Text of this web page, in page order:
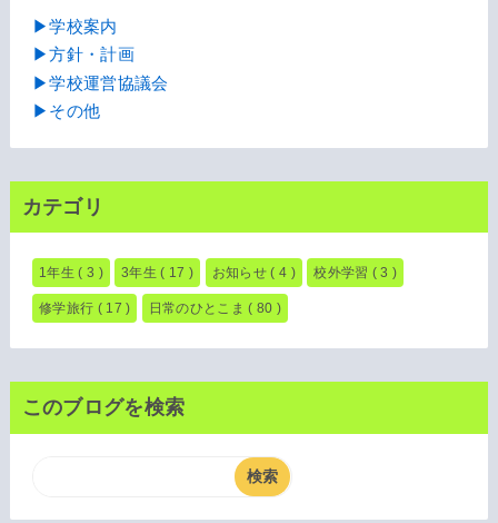
▶学校案内
▶方針・計画
▶学校運営協議会
▶その他
カテゴリ
1年生( 3 ) 3年生( 17 ) お知らせ( 4 ) 校外学習 ( 3 )
修学旅行 ( 17 ) 日常のひとこま( 80 )
このブログを検索